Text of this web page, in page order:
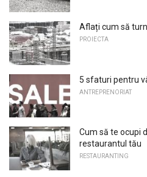
Aflați cum să
PROIECTA
5 sfaturi pentru
ANTREPRENORIAT
Cum să te ocupi
restaurantul tău
RESTAURANTING